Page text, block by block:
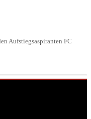
Aufstiegsaspiranten FC